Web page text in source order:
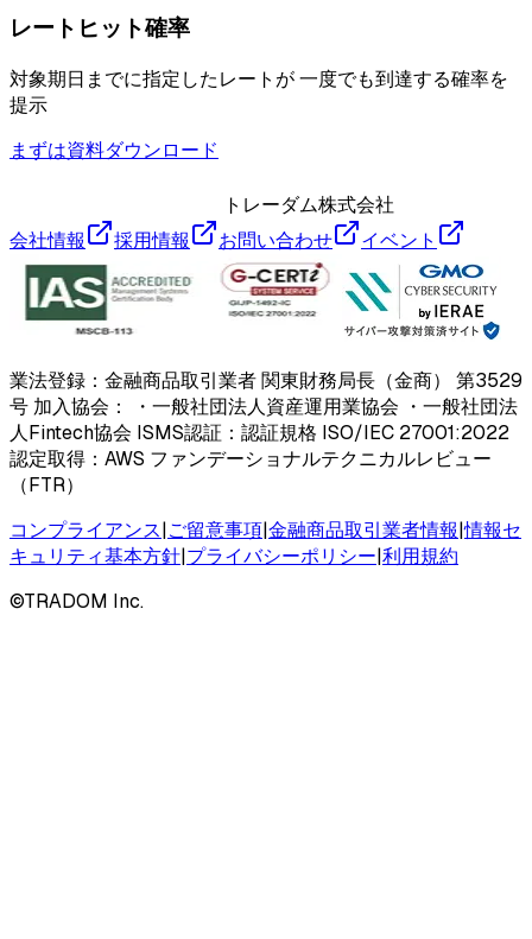
レートヒット確率
対象期日までに指定したレートが 一度でも到達する確率を
提示
まずは資料ダウンロード
トレーダム株式会社
会社情報
採用情報 お問い合わせ イベント
業法登録：金融商品取引業者 関東財務局長（金商） 第3529
号 加入協会： ・一般社団法人資産運用業協会 ・一般社団法
人Fintech協会 ISMS認証：認証規格 ISO/IEC 27001:2022
認定取得：AWS ファンデーショナルテクニカルレビュー
（FTR）
コンプライアンス|ご留意事項|金融商品取引業者情報|情報セ
キュリティ基本方針|プライバシーポリシー|利用規約
©TRADOM Inc.